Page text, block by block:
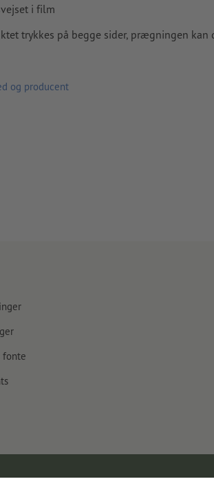
i film
trykkes på begge sider, prægningen kan
og producent
fonte